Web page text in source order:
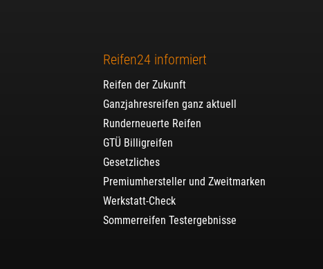
Reifen24 informiert
Reifen der Zukunft
Ganzjahresreifen ganz aktuell
Runderneuerte Reifen
GTÜ Billigreifen
Gesetzliches
Premiumhersteller und Zweitmarken
Werkstatt-Check
Sommerreifen Testergebnisse